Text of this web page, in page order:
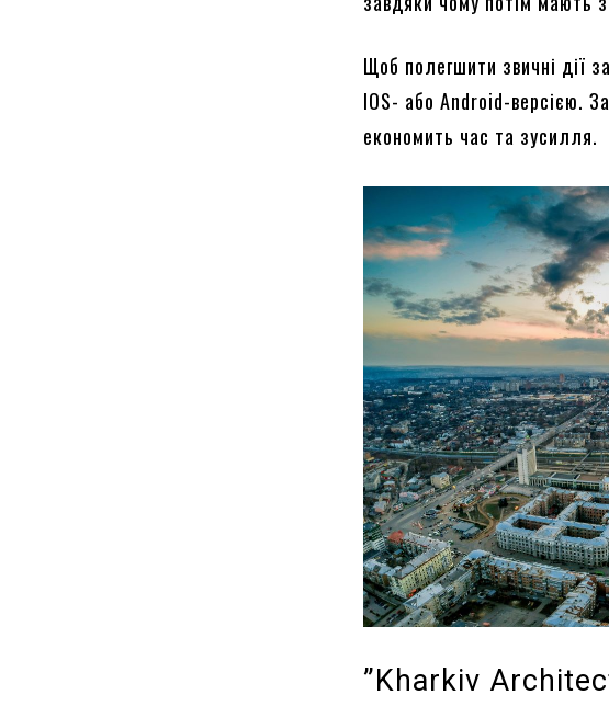
Щоб полегшити звичні дії
IOS- або Android-версією.
економить час та зусилля.
”Kharkiv